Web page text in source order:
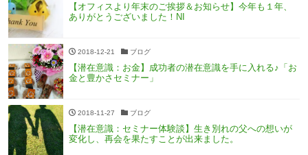
【オフィスより年末のご挨拶＆お知らせ】今年も１年、
ありがとうございました！NI
2018-12-21 ブログ
【潜在意識：お金】成功者の潜在意識を手に入れる♪「お
金と豊かさセミナー」
2018-11-27 ブログ
【潜在意識：セミナー体験談】生き別れの父への想いが
変化し、再会を果たすことが出来ました。